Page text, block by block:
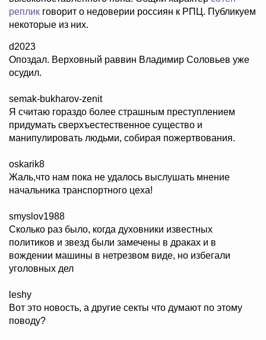
реплик говорит о недоверии россиян к РПЦ. Публикуем
некоторые из них.
d2023
Опоздал. Верховный раввин Владимир Соловьев уже
осудил.
semak-bukharov-zenit
Я считаю гораздо более страшным преступлением
придумать сверхъестественное существо и
манипулировать людьми, собирая пожертвования.
oskarik8
Жаль,что нам пока не удалось выслушать мнение
начальника транспортного цеха!
smyslov1988
Сколько раз было, когда духовники известных
политиков и звезд были замечены в драках и в
вождении машины в нетрезвом виде, но избегали
уголовных дел
leshy
Вот это новость, а другие секты что думают по этому
поводу?